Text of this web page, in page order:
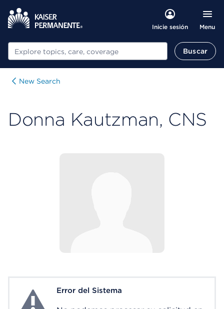
Inicie sesión Menu
Buscar Buscar
New Search
Donna Kautzman, CNS
System ErrorError del Sistema